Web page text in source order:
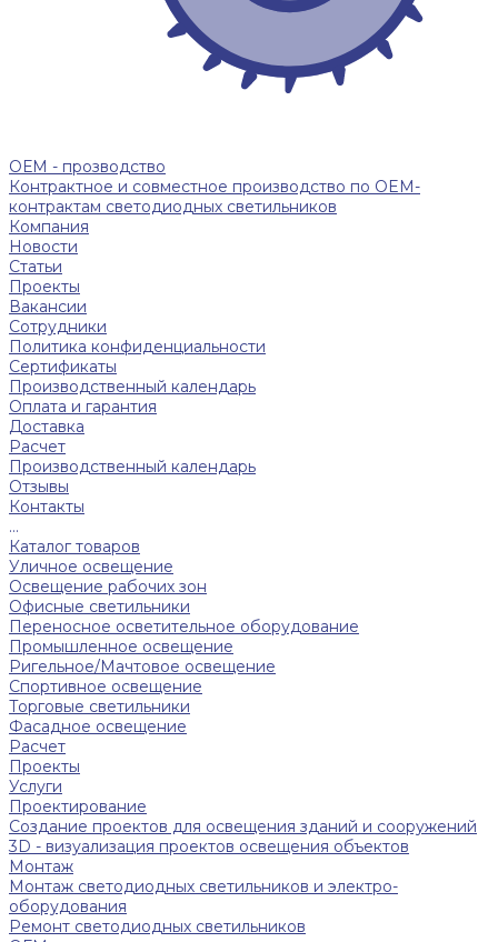
ОЕМ - прозводство
Контрактное и совместное производство по OEM-
контрактам светодиодных светильников
Компания
Новости
Статьи
Проекты
Вакансии
Сотрудники
Политика конфиденциальности
Сертификаты
Производственный календарь
Оплата и гарантия
Доставка
Расчет
Производственный календарь
Отзывы
Контакты
...
Каталог товаров
Уличное освещение
Освещение рабочих зон
Офисные светильники
Переносное осветительное оборудование
Промышленное освещение
Ригельное/Мачтовое освещение
Спортивное освещение
Торговые светильники
Фасадное освещение
Расчет
Проекты
Услуги
Проектирование
Создание проектов для освещения зданий и сооружений
3D - визуализация проектов освещения объектов
Монтаж
Монтаж светодиодных светильников и электро-
оборудования
Ремонт светодиодных светильников